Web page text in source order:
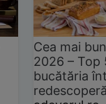
Cea mai
2026 –
bucătăria